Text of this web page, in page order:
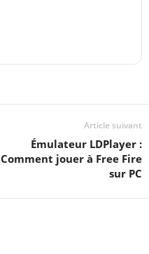
Article suivant
Émulateur LDPlayer :
Comment jouer à Free Fire
sur PC